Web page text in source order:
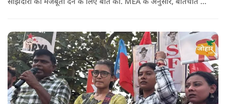
साझेदारी को मजबूती देने के ल‍िए बात की. MEA के अनुसार, बातचीत की